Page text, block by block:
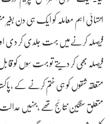
انتہائی اہم معاملہ کو ایک ہی دن
فیصلہ بھی کر دیتے تو بہت سوں کو
متعلقہ شقوں کو ہی ختم کرنے کے
متعلق سنگین نتائج تھے ،جنہیں